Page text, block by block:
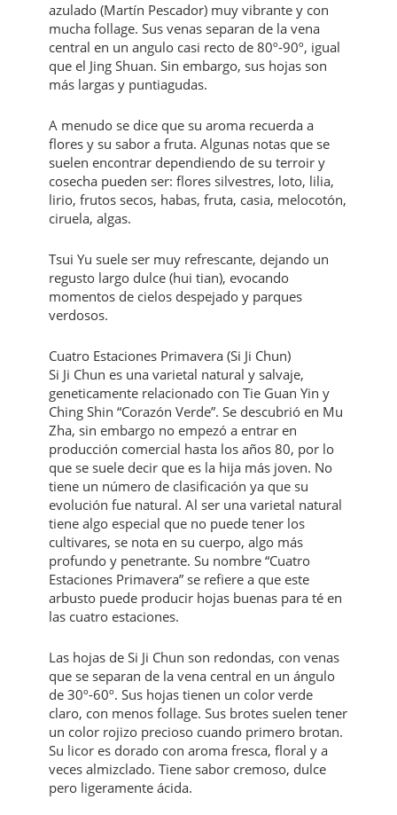
azulado (Martín Pescador) muy vibrante y con
mucha follage. Sus venas separan de la vena
central en un angulo casi recto de 80º-90º, igual
que el Jing Shuan. Sin embargo, sus hojas son
más largas y puntiagudas.
A menudo se dice que su aroma recuerda a
flores y su sabor a fruta. Algunas notas que se
suelen encontrar dependiendo de su terroir y
cosecha pueden ser: flores silvestres, loto, lilia,
lirio, frutos secos, habas, fruta, casia, melocotón,
ciruela, algas.
Tsui Yu suele ser muy refrescante, dejando un
regusto largo dulce (hui tian), evocando
momentos de cielos despejado y parques
verdosos.
Cuatro Estaciones Primavera (Si Ji Chun)
Si Ji Chun es una varietal natural y salvaje,
geneticamente relacionado con Tie Guan Yin y
Ching Shin “Corazón Verde”. Se descubrió en Mu
Zha, sin embargo no empezó a entrar en
producción comercial hasta los años 80, por lo
que se suele decir que es la hija más joven. No
tiene un número de clasificación ya que su
evolución fue natural. Al ser una varietal natural
tiene algo especial que no puede tener los
cultivares, se nota en su cuerpo, algo más
profundo y penetrante. Su nombre “Cuatro
Estaciones Primavera” se refiere a que este
arbusto puede producir hojas buenas para té en
las cuatro estaciones.
Las hojas de Si Ji Chun son redondas, con venas
que se separan de la vena central en un ángulo
de 30º-60º. Sus hojas tienen un color verde
claro, con menos follage. Sus brotes suelen tener
un color rojizo precioso cuando primero brotan.
Su licor es dorado con aroma fresca, floral y a
veces almizclado. Tiene sabor cremoso, dulce
pero ligeramente ácida.